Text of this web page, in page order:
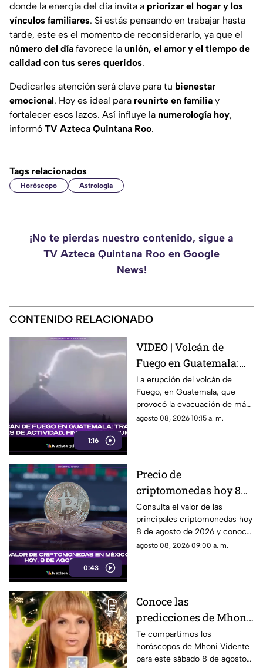
donde la energía del día invita a priorizar el hogar y los
vínculos familiares. Si estás pensando en trabajar hasta
tarde, este es el momento de reconsiderarlo, ya que el
número del día favorece la unión, el amor y el tiempo de
calidad con tus seres queridos.
Dedicarles atención será clave para tu bienestar
emocional. Hoy es ideal para reunirte en familia y
fortalecer esos lazos. Así influye la numerología hoy,
informó TV Azteca Quintana Roo.
Tags relacionados
Horóscopo Astrología
¡No te pierdas nuestro contenido, sigue a
TV Azteca Quintana Roo en Google
News!
CONTENIDO RELACIONADO
1:16
VIDEO | Volcán de
Fuego en Guatemala:
Tras 50 horas de
actividad, finaliza su
erupción
La erupción del volcán de
Fuego, en Guatemala, que
provocó la evacuación de más
de 1,700 personas, finalizó tras
agosto 08, 2026 10:15 a. m.
0:43
Precio de
criptomonedas hoy 8
de agosto 2026 en
México: consulta
cuánto valen
Consulta el valor de las
principales criptomonedas hoy
8 de agosto de 2026 y conoce
cómo cotizan en México.
agosto 08, 2026 09:00 a. m.
Conoce las
predicciones de Mhoni
Vidente HOY, 8 de
agosto de 2026: ¿Qué le
espera en este sábado a
Te compartimos los
horóscopos de Mhoni Vidente
para este sábado 8 de agosto